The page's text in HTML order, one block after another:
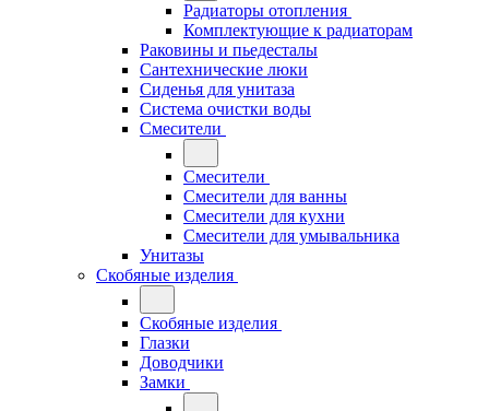
Радиаторы отопления
Комплектующие к радиаторам
Раковины и пьедесталы
Сантехнические люки
Сиденья для унитаза
Система очистки воды
Смесители
Смесители
Смесители для ванны
Смесители для кухни
Смесители для умывальника
Унитазы
Скобяные изделия
Скобяные изделия
Глазки
Доводчики
Замки